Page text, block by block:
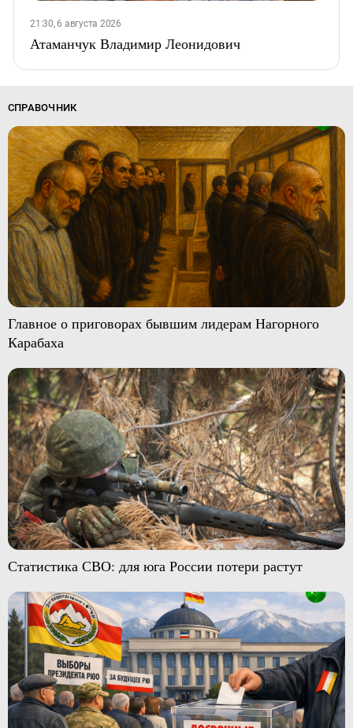
21:30, 6 августа 2026
Атаманчук Владимир Леонидович
СПРАВОЧНИК
Главное о приговорах бывшим лидерам Нагорного
Карабаха
Статистика СВО: для юга России потери растут